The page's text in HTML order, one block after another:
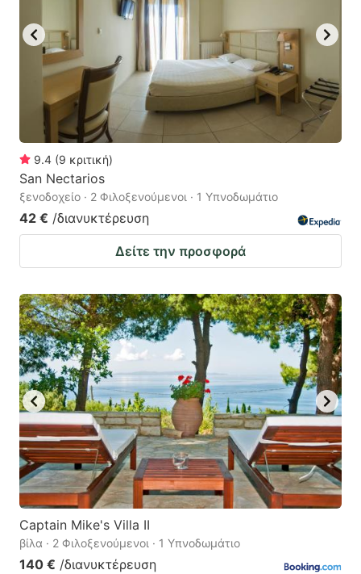
9.4 (9 κριτική)
San Nectarios
ξενοδοχείο · 2 Φιλοξενούμενοι · 1 Υπνοδωμάτιο
42 € /διανυκτέρευση
Δείτε την προσφορά
Captain Mike's Villa II
βίλα · 2 Φιλοξενούμενοι · 1 Υπνοδωμάτιο
140 € /διανυκτέρευση